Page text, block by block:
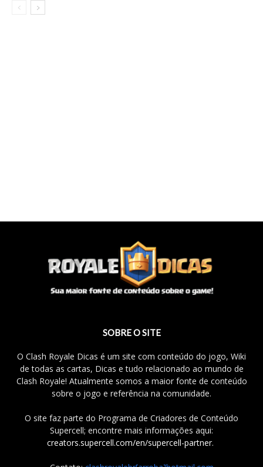
SOBRE O SITE
O Clash Royale Dicas é um site com conteúdo do jogo, Wiki
de todas as cartas, Dicas e tudo relacionado ao mundo de
Clash Royale! Atualmente somos a maior fonte de conteúdo
sobre o jogo e referência na comunidade.
O site faz parte do Programa de Criadores de Conteúdo
Supercell; encontre mais informações aqui:
creators.supercell.com/en/supercell-partner.